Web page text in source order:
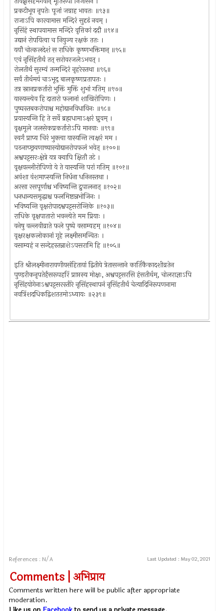
प्रकटीभूय नृपतेः पूजां जग्राह भावतः ॥९३॥
राजाऽपि कारयामास मन्दिरं सुदृढं नवम् ।
नृसिंहं स्थापयामास मन्दिरे वृत्तिकां ददौ ॥९४॥
उद्यानं रोपयित्वा च नियुज्य रक्षकं ततः ।
ययौ चोत्कलदेशं स राधिके कृष्णभक्तिमान् ॥९५॥
एवं नृसिंहतीर्थं तत् सरोवरजलेऽभवत् ।
रोलतीर्थं सुरम्यं तन्मन्दिरं नृहरेस्तथा ॥९६॥
सर्वं तीर्थमयं चाऽभूद् बालकृष्णप्रतापतः ।
तत्र स्नानप्रकर्तारो भुक्तिं मुक्तिं शुभां गतिम् ॥९७॥
यास्यन्त्येव हि दातारो फलानां शाखिरोपिणः ।
पुष्पस्तबकरोपाश्च महोद्यानविधायिनः ॥९८॥
प्रयास्यन्ति हि ते सर्वे ब्रह्मधामाऽक्षरं घ्रुवम् ।
वृक्षमूले जलसेकप्रकर्तारोऽपि मानवाः ॥९९॥
स्वर्गं प्राप्य चिरं भुक्त्वा यास्यन्ति त्वक्षरं मम ।
पठनाच्छ्रवणाच्चास्योद्यानरोपफलं भवेत् ॥१००॥
अश्वपट्टसरःक्षेत्रे यत्र क्वापि क्षितौ तटे ।
वृक्षवल्लीरोपिणो ये ते यास्यन्ति परां गतिम् ॥१०१॥
अवंशा वंशमाप्स्यन्ति निर्धना धनिनस्तथा ।
अरसा रसपूर्णाश्च भविष्यन्ति द्रुपालनात् ॥१०२॥
धनधान्यसमृद्धाश्च फलमिष्टान्नभोजिनः ।
भविष्यन्ति वृक्षरोपादश्वपट्टसरोन्तिके ॥१०३॥
राधिके वृक्षपातारो भवन्त्येते मम प्रियाः ।
वनेषु वल्लवीव्राते फले पुष्पे वसाम्यहम् ॥१०४॥
वृक्षरक्षकलोकानां गृहे लक्ष्मीसमन्वितः ।
वसाम्यहं न सन्देहस्तन्नाशेऽपसरामि हि ॥१०५॥
इति श्रीलक्ष्मीनारायणीयसंहितायां द्वितीये त्रेतासन्ताने कार्तिकैकादशीव्रतेन
पुण्डरीकनृपतेर्हंसरूपहरिं प्राप्तस्य मोक्षः, अश्वपट्टसरसि हंसतीर्थम्, चोलराज्ञाऽपि
नृसिंहयोगेनाऽश्वपट्टसरस्तीरे नृसिंहस्थापनं नृसिंहतीर्थं चेत्यादिनिरूपणनामा
नवत्रिंशदधिकद्विशततमोऽध्यायः ॥२३९॥
References : N/A Last Updated : May 02, 2021
Comments | अभिप्राय
Comments written here will be public after appropriate
moderation.